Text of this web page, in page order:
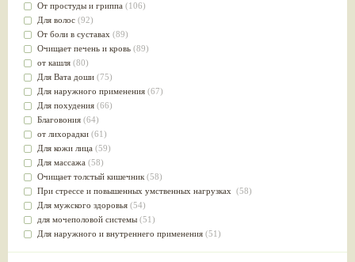
От простуды и гриппа (106)
Для волос (92)
От боли в суставах (89)
Очищает печень и кровь (89)
от кашля (80)
Для Вата доши (75)
Для наружного применения (67)
Для похудения (66)
Благовония (64)
от лихорадки (61)
Для кожи лица (59)
Для массажа (58)
Очищает толстый кишечник(58)
При стрессе и повышенных умственных нагрузках (58)
Для мужского здоровья (54)
для мочеполовой системы (51)
Для наружного и внутреннего применения (51)